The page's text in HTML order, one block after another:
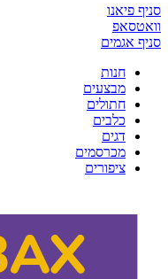
סניף פיאנו
וואטסאפ
סניף אגמים
חנות
מבצעים
חתולים
כלבים
דגים
מכרסמים
ציפורים